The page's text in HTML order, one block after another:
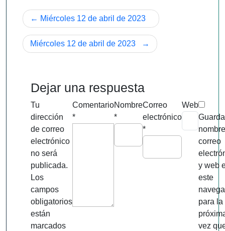
Navegación
de
entradas
Miércoles 12 de abril de 2023
Miércoles 12 de abril de 2023
Dejar una respuesta
Tu
dirección
de correo
electrónico
no será
publicada.
Los
campos
obligatorios
están
marcados
Comentario
*
Nombre
*
Correo
electrónico
*
Web
correo
y web
este
para la
vez